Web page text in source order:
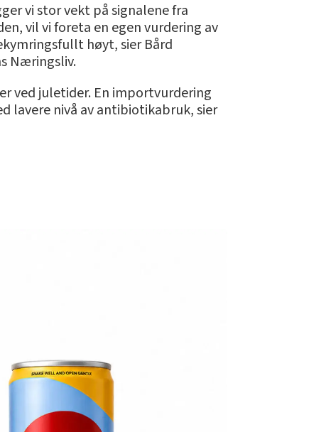
vi stor vekt på signalene fra
vil vi foreta en egen vurdering av
høyt, sier Bård
Næringsliv.
ved juletider. En importvurdering
lavere nivå av antibiotikabruk, sier